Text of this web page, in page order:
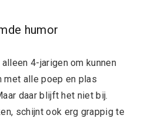
humor
4-jarigen om kunnen
met alle poep en plas
daar blijft het niet bij.
schijnt ook erg grappig te